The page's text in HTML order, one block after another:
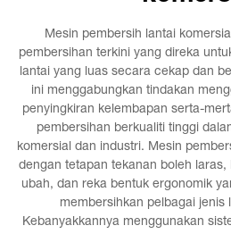
Mesin pembersih lantai
pembersihan terkini yang direka
lantai yang luas secara cekap dan
ini menggabungkan tindakan
penyingkiran kelembapan serta-
pembersihan berkualiti tinggi
komersial dan industri. Mesin
dengan tetapan tekanan boleh
ubah, dan reka bentuk ergonomik
membersihkan pelbagai jenis
Kebanyakkannya menggunakan